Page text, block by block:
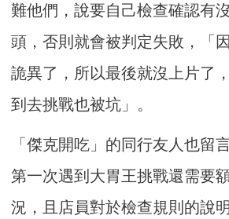
難他們，說要自己檢查確認有
頭，否則就會被判定失敗，「
詭異了，所以最後就沒上片了
到去挑戰也被坑」。
「傑克開吃」的同行友人也留
第一次遇到大胃王挑戰還需要
況，且店員對於檢查規則的說